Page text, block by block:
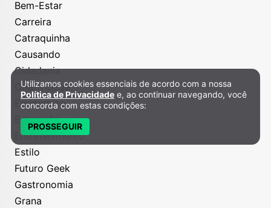
Bem-Estar
Carreira
Catraquinha
Causando
Cidadania
Criatividade
Economize
Educação
Entretenimento
Estilo
Futuro Geek
Gastronomia
Grana
Política de Privacidade e Cookies
Utilizamos cookies essenciais de acordo com a nossa
Política de Privacidade e, ao continuar navegando, você
concorda com estas condições:
PROSSEGUIR